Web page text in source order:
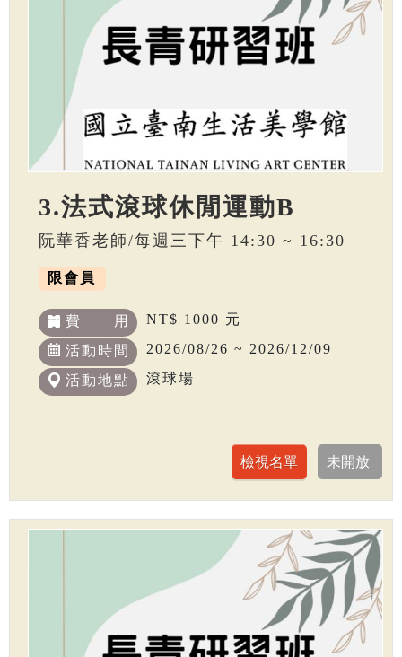
3.法式滾球休閒運動B
阮華香老師/每週三下午 14:30 ~ 16:30
限會員
費 用 NT$ 1000 元
活動時間 2026/08/26 ~ 2026/12/09
活動地點 滾球場